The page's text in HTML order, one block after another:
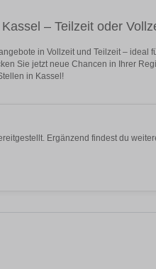
– Teilzeit oder
in Vollzeit und Teilzeit – ideal
Sie jetzt neue Chancen in Ihrer
in Kassel!
Ergänzend findest du